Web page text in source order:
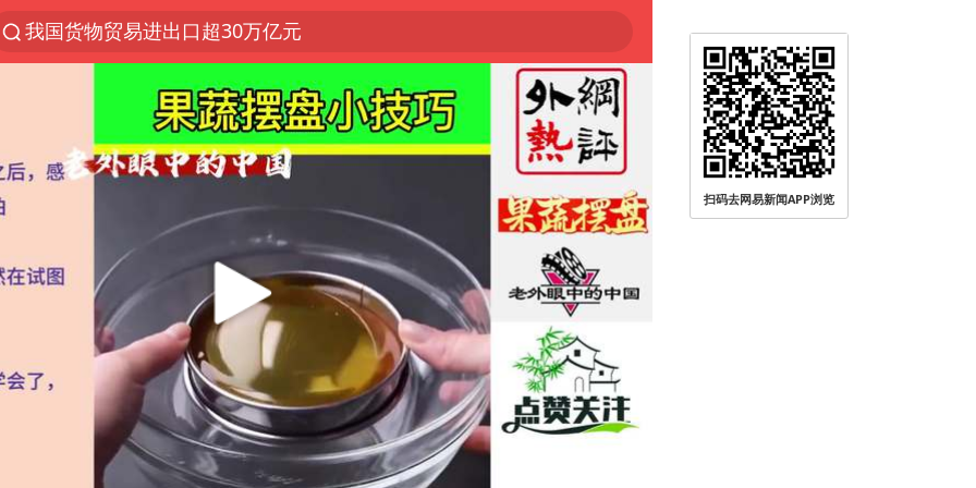
我国货物贸易进出口超30万亿元
官方通报教师招聘笔试前13名被淘汰
四川宜宾市高县发生4.9级地震
泰国枪击案凶手先杀祖父母后行凶
台风“白海豚”体型变大！环流面积接近13个浙江那么大
泰国校园枪击案死亡人数升至7人
河南回应带薪错峰休假通知引争议
国防部回应日本试射“战斧”导弹
国防部：坚决反制任何闹海挑衅图谋
扫码去网易新闻APP浏览